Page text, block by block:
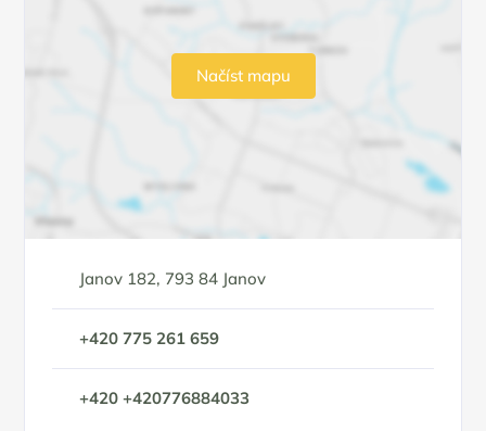
Načíst mapu
Janov 182, 793 84 Janov
+420 775 261 659
+420 +420776884033